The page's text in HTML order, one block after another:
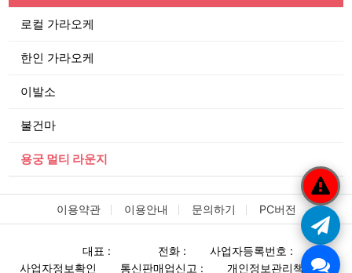
로컬 가라오케
한인 가라오케
이발소
불건마
용궁 멀티 라운지
이용약관 이용안내 문의하기 PC버전
대표 : 전화 :
사업자등록번호 :
사업자정보확인
통신판매업신고 : 개인정보관리책임자 :